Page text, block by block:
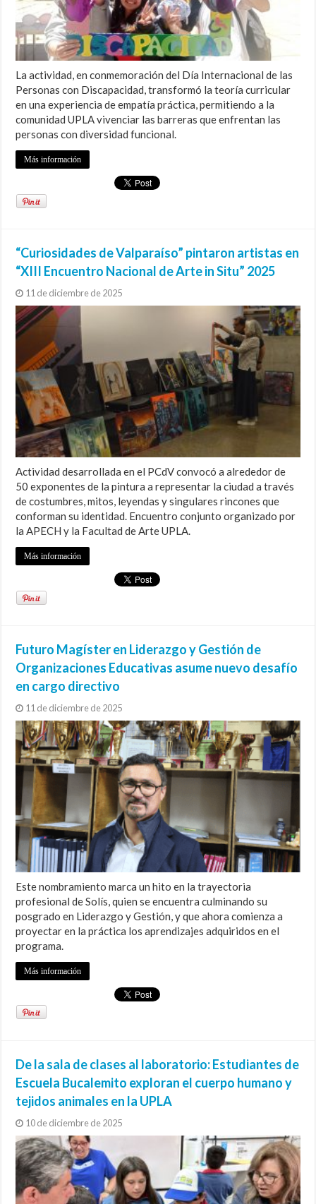
La actividad, en conmemoración del Día Internacional de las
Personas con Discapacidad, transformó la teoría curricular
en una experiencia de empatía práctica, permitiendo a la
comunidad UPLA vivenciar las barreras que enfrentan las
personas con diversidad funcional.
Más información
“Curiosidades de Valparaíso” pintaron artistas en
“XIII Encuentro Nacional de Arte in Situ” 2025
11 de diciembre de 2025
Actividad desarrollada en el PCdV convocó a alrededor de
50 exponentes de la pintura a representar la ciudad a través
de costumbres, mitos, leyendas y singulares rincones que
conforman su identidad. Encuentro conjunto organizado por
la APECH y la Facultad de Arte UPLA.
Más información
Futuro Magíster en Liderazgo y Gestión de
Organizaciones Educativas asume nuevo desafío
en cargo directivo
11 de diciembre de 2025
Este nombramiento marca un hito en la trayectoria
profesional de Solís, quien se encuentra culminando su
posgrado en Liderazgo y Gestión, y que ahora comienza a
proyectar en la práctica los aprendizajes adquiridos en el
programa.
Más información
De la sala de clases al laboratorio: Estudiantes de
Escuela Bucalemito exploran el cuerpo humano y
tejidos animales en la UPLA
10 de diciembre de 2025